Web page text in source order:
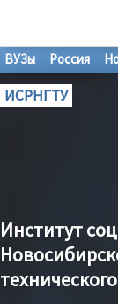
ВУЗы Россия
ИСРНГТУ
Институт